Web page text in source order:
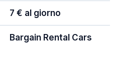
7 € al giorno
Bargain Rental Cars